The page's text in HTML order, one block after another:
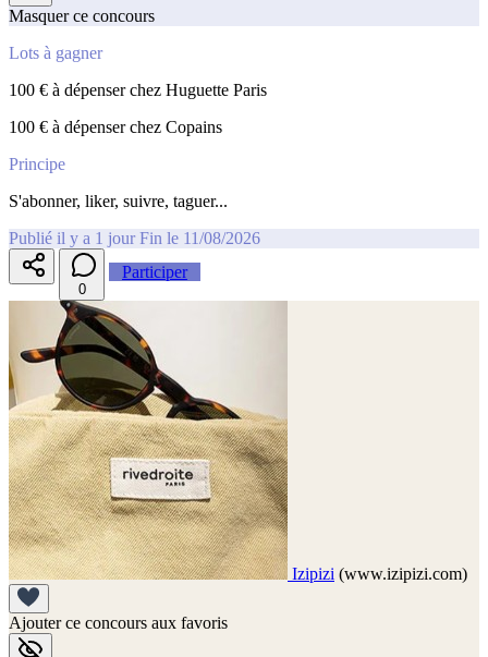
Masquer ce concours
Lots à gagner
100 € à dépenser chez Huguette Paris
100 € à dépenser chez Copains
Principe
S'abonner, liker, suivre, taguer...
Publié il y a 1 jour Fin le 11/08/2026
0
Participer
Izipizi (www.izipizi.com)
Ajouter ce concours aux favoris